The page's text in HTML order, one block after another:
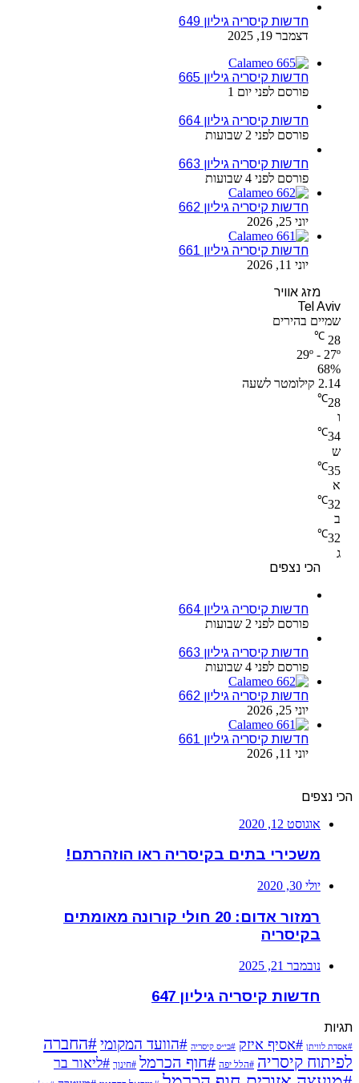
חדשות קיסריה גיליון 649
דצמבר 19, 2025
חדשות קיסריה גיליון 665
פורסם לפני יום 1
חדשות קיסריה גיליון 664
פורסם לפני 2 שבועות
חדשות קיסריה גיליון 663
פורסם לפני 4 שבועות
חדשות קיסריה גיליון 662
יוני 25, 2026
חדשות קיסריה גיליון 661
יוני 11, 2026
מזג אוויר
Tel Aviv
שמיים בהירים
28
℃
29º - 27º
68%
2.14 קילומטר לשעה
28
℃
ו
34
℃
ש
35
℃
א
32
℃
ב
32
℃
ג
הכי נצפים
חדשות קיסריה גיליון 664
פורסם לפני 2 שבועות
חדשות קיסריה גיליון 663
פורסם לפני 4 שבועות
חדשות קיסריה גיליון 662
יוני 25, 2026
חדשות קיסריה גיליון 661
יוני 11, 2026
הכי נצפים
אוגוסט 12, 2020
משכירי בתים בקיסריה ראו הוזהרתם!
יולי 30, 2020
רמזור אדום: 20 חולי קורונה מאומתים
בקיסריה
נובמבר 21, 2025
חדשות קיסריה גיליון 647
תגיות
#אסדת לוויתן #אסיף איזק #בי״ס קיסריה #הוועד המקומי#החברה
לפיתוח קיסריה #הלל יפה #חוף הכרמל #חינוך #ליאור בר